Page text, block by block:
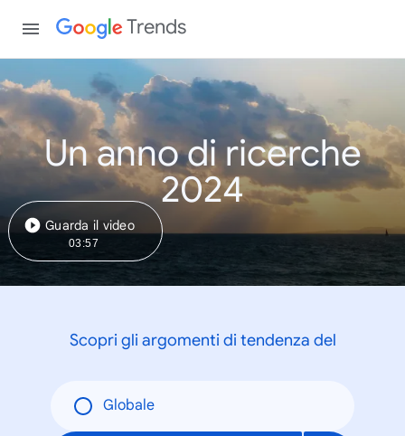
Trends
Un anno di ricerche
2024
Guarda il video
03:57
Scopri gli argomenti di tendenza del
Globale